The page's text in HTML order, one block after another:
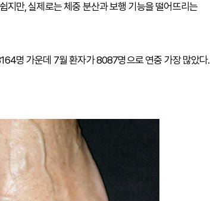
지만, 실제로는 체중 분산과 보행 기능을 떨어뜨리는
명 가운데 7월 환자가 8087명으로 연중 가장 많았다.